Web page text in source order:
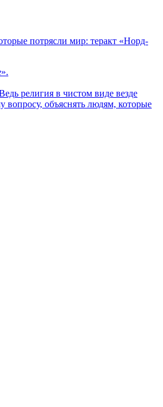
потрясли мир: теракт «Норд-
религия в чистом виде везде
вопросу, объяснять людям, которые